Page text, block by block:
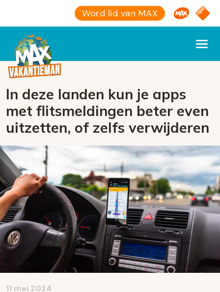
Word lid van MAX Omroep
NPO
In deze landen kun je apps
met flitsmeldingen beter even
uitzetten, of zelfs verwijderen
11 mei 2024